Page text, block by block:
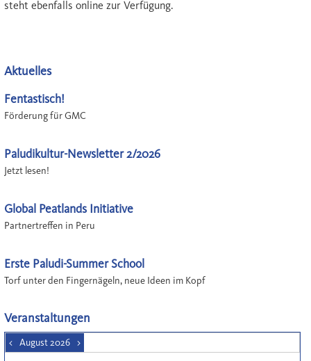
steht ebenfalls online zur Verfügung.
Aktuelles
Fentastisch!
Förderung für GMC
Paludikultur-Newsletter 2/2026
Jetzt lesen!
Global Peatlands Initiative
Partnertreffen in Peru
Erste Paludi-Summer School
Torf unter den Fingernägeln, neue Ideen im Kopf
Veranstaltungen
< August 2026 >